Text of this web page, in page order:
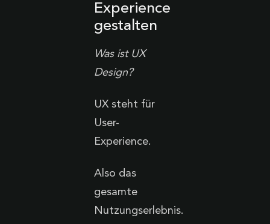
Experience
gestalten
Was ist UX
Design?
UX steht für
User-
Experience.
Also das
gesamte
Nutzungserlebnis.